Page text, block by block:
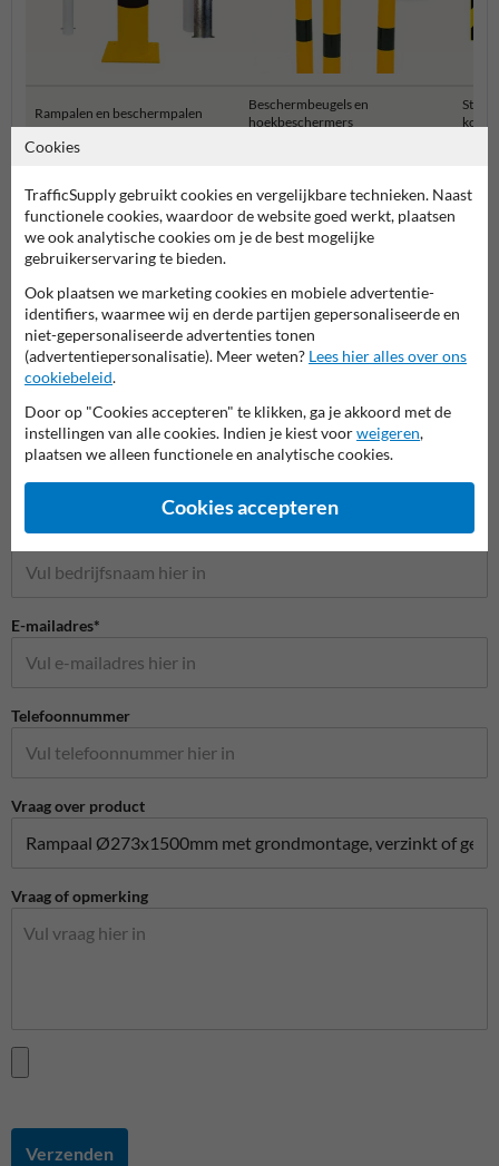
Rampalen en beschermpalen
Beschermbeugels en
hoekbeschermers
Stel je vraag aan Veiligheidsbord.nl
Naam*
Bedrijfsnaam
E-mailadres*
Telefoonnummer
Vraag over product
Vraag of opmerking
Verzenden
Cookies
TrafficSupply gebruikt cookies en vergelijkbare technieken. Naast
functionele cookies, waardoor de website goed werkt, plaatsen
we ook analytische cookies om je de best mogelijke
gebruikerservaring te bieden.
Ook plaatsen we marketing cookies en mobiele advertentie-
identifiers, waarmee wij en derde partijen gepersonaliseerde en
niet-gepersonaliseerde advertenties tonen
(advertentiepersonalisatie). Meer weten? Lees hier alles over ons
cookiebeleid.
Door op "Cookies accepteren" te klikken, ga je akkoord met de
instellingen van alle cookies. Indien je kiest voorweigeren,
plaatsen we alleen functionele en analytische cookies.
Cookies accepteren